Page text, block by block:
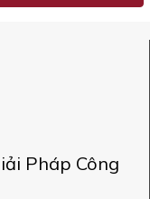
Pháp Công